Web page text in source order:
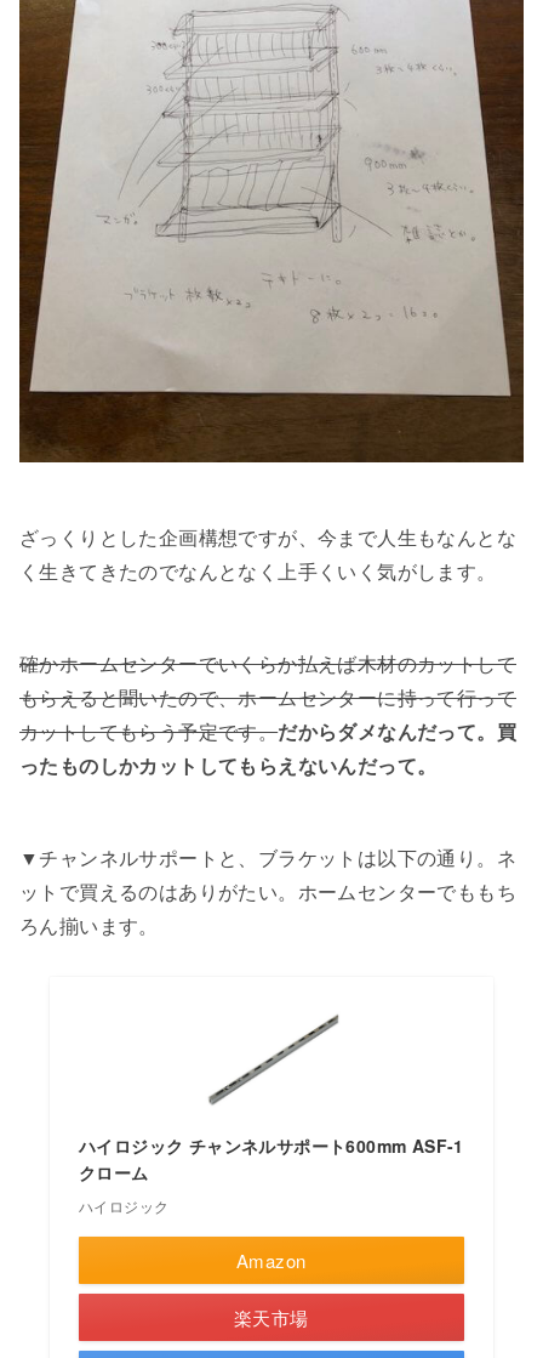
ざっくりとした企画構想ですが、今まで人生もなんとな
く生きてきたのでなんとなく上手くいく気がします。
確かホームセンターでいくらか払えば木材のカットして
もらえると聞いたので、ホームセンターに持って行って
カットしてもらう予定です。だからダメなんだって。買
ったものしかカットしてもらえないんだって。
▼チャンネルサポートと、ブラケットは以下の通り。ネ
ットで買えるのはありがたい。ホームセンターでももち
ろん揃います。
ハイロジック チャンネルサポート600mm ASF-1
クローム
ハイロジック
Amazon
楽天市場